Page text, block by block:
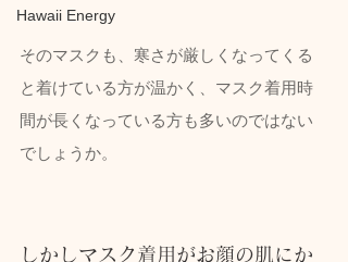
Hawaii Energy
そのマスクも、寒さが厳しくなってくる
と着けている方が温かく、マスク着用時
間が長くなっている方も多いのではない
でしょうか。
しかしマスク着用がお顔の肌にか